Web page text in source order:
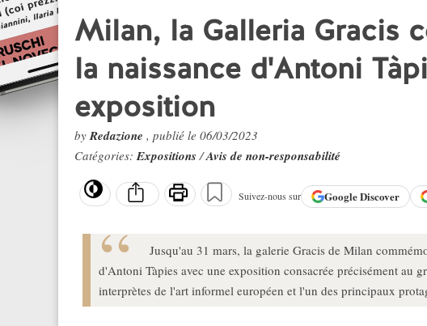
Milan, la Galleria Gracis
la naissance d'Antoni
exposition
byRedazione , publié le 06/03/2023
Catégories:Expositions/Avis de non-responsabilité
Suivez-nous sur GoogleDiscover
Jusqu'au 31 mars, la galerie Gracis de Milan
d'Antoni Tàpies avec une exposition consacrée précisément au
interprètes de l'art informel européen et l'un des principaux